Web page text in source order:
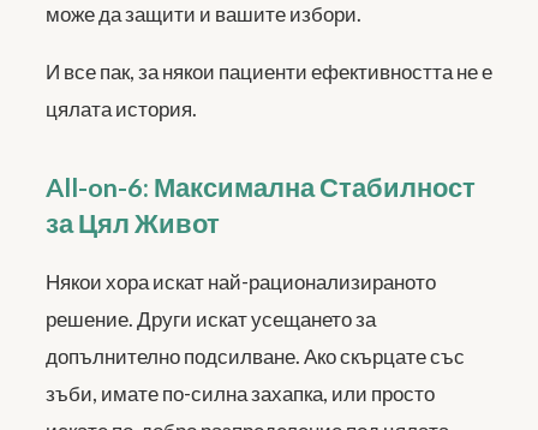
може да защити и вашите избори.
И все пак, за някои пациенти ефективността не е
цялата история.
All-on-6: Максимална Стабилност
за Цял Живот
Някои хора искат най-рационализираното
решение. Други искат усещането за
допълнително подсилване. Ако скърцате със
зъби, имате по-силна захапка, или просто